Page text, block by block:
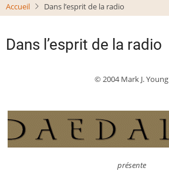
Accueil Dans l’esprit de la radio
Dans l’esprit de la radio
© 2004 Mark J. Young
présente